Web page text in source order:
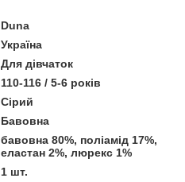
Duna
Україна
Для дівчаток
110-116 / 5-6 років
Сірий
Бавовна
бавовна 80%, поліамід 17%,
еластан 2%, люрекс 1%
1 шт.